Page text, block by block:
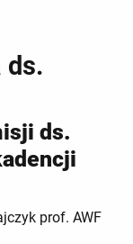
ds.
ds.
prof. AWF